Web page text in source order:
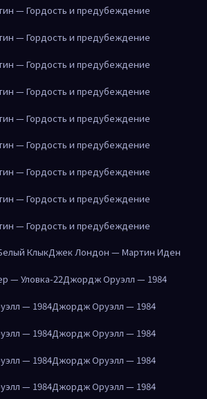
— Гордость и предубеждение
— Гордость и предубеждение
— Гордость и предубеждение
— Гордость и предубеждение
— Гордость и предубеждение
— Гордость и предубеждение
— Гордость и предубеждение
— Гордость и предубеждение
— Гордость и предубеждение
КлыкДжек Лондон — Мартин Иден
— Уловка-22Джордж Оруэлл — 1984
— 1984Джордж Оруэлл — 1984
— 1984Джордж Оруэлл — 1984
— 1984Джордж Оруэлл — 1984
— 1984Джордж Оруэлл — 1984